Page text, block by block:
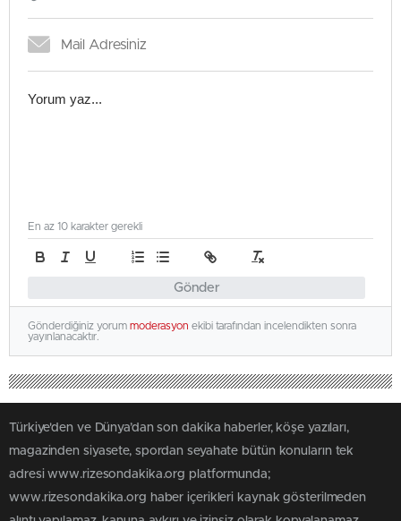
Gönder
En az 10 karakter gerekli
Gönderdiğiniz yorum moderasyon ekibi tarafından incelendikten sonra
yayınlanacaktır.
Türkiye'den ve Dünya’dan son dakika haberler, köşe yazıları,
magazinden siyasete, spordan seyahate bütün konuların tek
adresi www.rizesondakika.org platformunda;
www.rizesondakika.org haber içerikleri kaynak gösterilmeden